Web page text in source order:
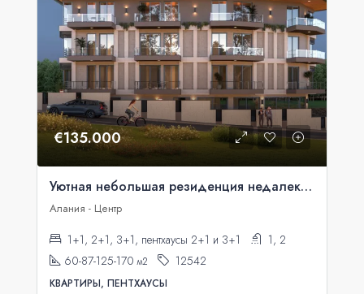
€135.000
Уютная небольшая резиденция недалеко от моря. Квартиры в рассрочку.
Алания - Центр
1+1, 2+1, 3+1, пентхаусы 2+1 и 3+1
1, 2
60-87-125-170 м2 12542
КВАРТИРЫ, ПЕНТХАУСЫ